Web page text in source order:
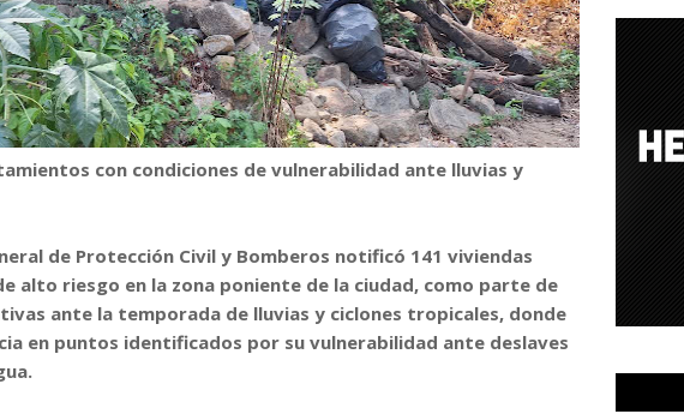
con condiciones de vulnerabilidad ante lluvias y
de Protección Civil y Bomberos notificó 141 viviendas
alto riesgo en la zona poniente de la ciudad, como parte de
ante la temporada de lluvias y ciclones tropicales, donde
en puntos identificados por su vulnerabilidad ante deslaves